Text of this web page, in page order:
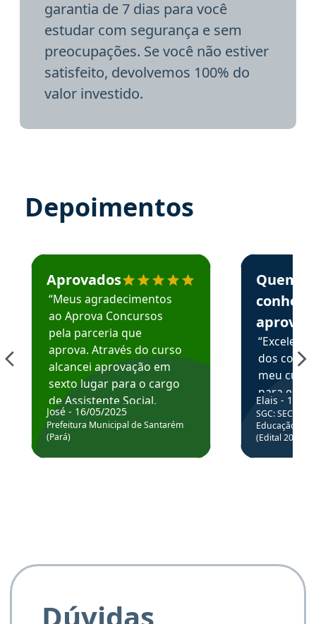
garantia de 7 dias para você
estudar com segurança e sem
preocupações. Se você não estiver
satisfeito, devolvemos 100% do
valor investido.
Depoimentos
Estudante José recomenda o Aprova Concursos em
Aprovados
“Meus agradecimentos
ao Aprova Concursos
pela parceria que
aprova. Através do curso
alcancei aprovação em
sexto lugar para o cargo
de Assistente Social.
Hoje estou atuando na
Prefeitura de Santarém.
José - 16/05/2025
Prefeitura Municipal de Santarém
(Pará)
Estudante
Quem
aprova
dos
meu
para
colocar
através
de
Elais - 15/
SGC: SEC BA
Educação
(Edital